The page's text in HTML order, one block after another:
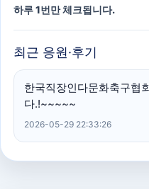
하루 1번만 체크됩니다.
최근 응원·후기
한국직장인다문화축구협
다.!~~~~~
2026-05-29 22:33:26